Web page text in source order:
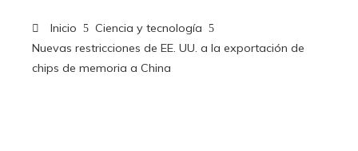
Inicio
Ciencia y tecnología
Nuevas restricciones de EE. UU. a la exportación de
chips de memoria a China